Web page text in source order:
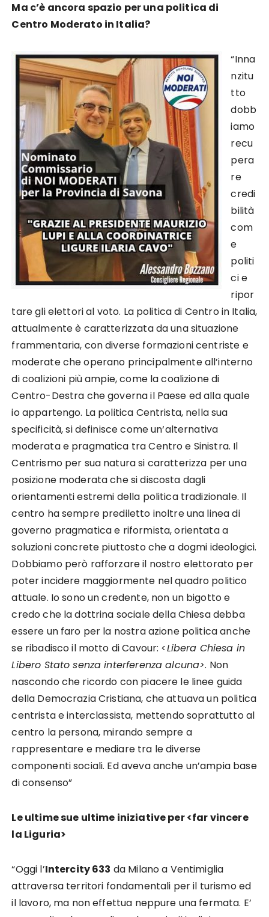
Ma c’è ancora spazio per una politica di
Centro Moderato in Italia?
“Inna
nzitu
tto
dobb
iamo
recu
pera
re
credi
bilità
com
e
politi
ci e
ripor
tare gli elettori al voto. La politica di Centro in Italia,
attualmente è caratterizzata da una situazione
frammentaria, con diverse formazioni centriste e
moderate che operano principalmente all’interno
di coalizioni più ampie, come la coalizione di
Centro-Destra che governa il Paese ed alla quale
io appartengo. La politica Centrista, nella sua
specificità, si definisce come un‘alternativa
moderata e pragmatica tra Centro e Sinistra. Il
Centrismo per sua natura si caratterizza per una
posizione moderata che si discosta dagli
orientamenti estremi della politica tradizionale. Il
centro ha sempre prediletto inoltre una linea di
governo pragmatica e riformista, orientata a
soluzioni concrete piuttosto che a dogmi ideologici.
Dobbiamo però rafforzare il nostro elettorato per
poter incidere maggiormente nel quadro politico
attuale. Io sono un credente, non un bigotto e
credo che la dottrina sociale della Chiesa debba
essere un faro per la nostra azione politica anche
se ribadisco il motto di Cavour: <Libera Chiesa in
Libero Stato senza interferenza alcuna>. Non
nascondo che ricordo con piacere le linee guida
della Democrazia Cristiana, che attuava un politica
centrista e interclassista, mettendo soprattutto al
centro la persona, mirando sempre a
rappresentare e mediare tra le diverse
componenti sociali. Ed aveva anche un’ampia base
di consenso”
Le ultime sue ultime iniziative per <far vincere
la Liguria>
“Oggi l’Intercity 633 da Milano a Ventimiglia
attraversa territori fondamentali per il turismo ed
il lavoro, ma non effettua neppure una fermata. E’